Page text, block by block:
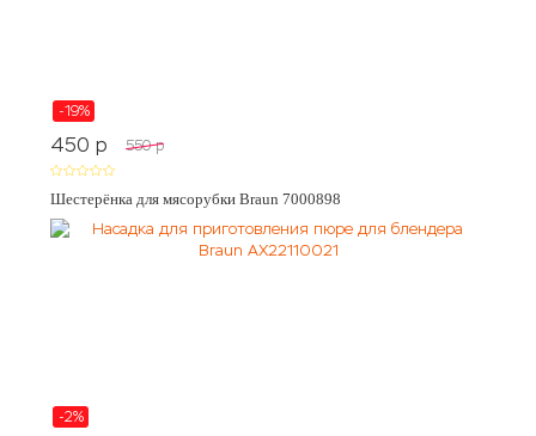
-19%
450 p 550 p
Шестерёнка для мясорубки Braun 7000898
-2%